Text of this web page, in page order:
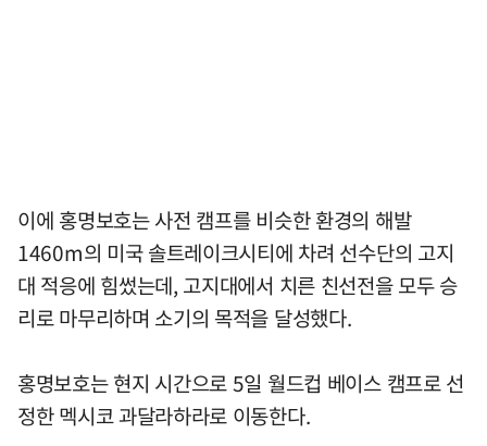
이에 홍명보호는 사전 캠프를 비슷한 환경의 해발
1460m의 미국 솔트레이크시티에 차려 선수단의 고지
대 적응에 힘썼는데, 고지대에서 치른 친선전을 모두 승
리로 마무리하며 소기의 목적을 달성했다.
홍명보호는 현지 시간으로 5일 월드컵 베이스 캠프로 선
정한 멕시코 과달라하라로 이동한다.